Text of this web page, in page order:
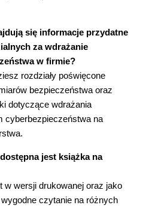
się informacje przydatne
za wdrażanie
w firmie?
rozdziały poświęcone
bezpieczeństwa oraz
dotyczące wdrażania
cyberbezpieczeństwa na
jest książka na
w wersji drukowanej oraz jako
czytanie na różnych